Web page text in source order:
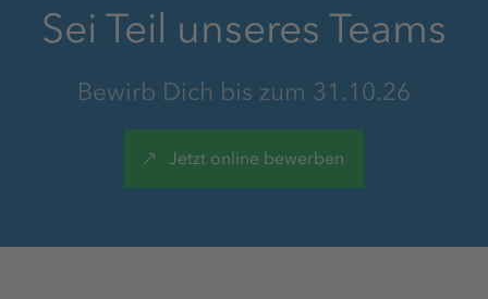
Mindestens 30 Tage Urlaub
Kiosk/Imbiss
Attraktive Freizeitumgebung
Sei Teil unseres Teams
Bewirb Dich bis zum 31.10.26
Jetzt online bewerben